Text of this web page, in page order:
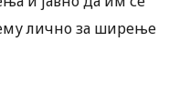
лично за ширење